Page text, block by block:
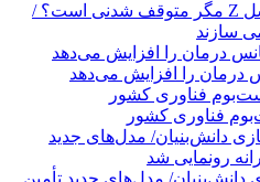
سیلیکن ولیِ تهران؛ این ایران نسل Z مگر متوقف شدنی است؟ /
سازند
درمان را افزایش می‌دهد
فناوری کشور